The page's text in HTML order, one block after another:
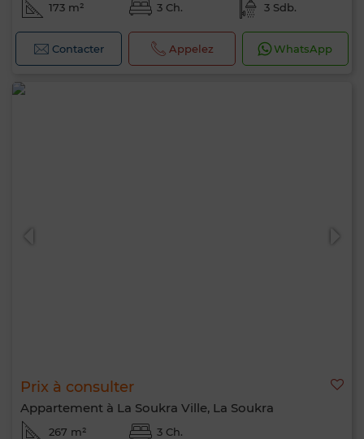
173 m² 3 Ch. 3 Sdb.
Contacter Appelez WhatsApp
Prix à consulter
Appartement à La Soukra Ville, La Soukra
267 m² 3 Ch.